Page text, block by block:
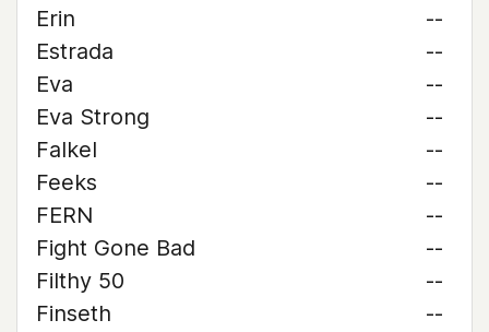
Erin
--
Estrada
--
Eva
--
Eva Strong
--
Falkel
--
Feeks
--
FERN
--
Fight Gone Bad
--
Filthy 50
--
Finseth
--